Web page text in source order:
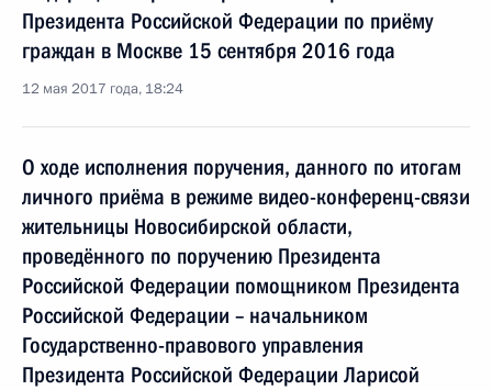
Президента Российской Федерации по приёму
граждан в Москве 15 сентября 2016 года
12 мая 2017 года, 18:24
О ходе исполнения поручения, данного по итогам
личного приёма в режиме видео-конференц-связи
жительницы Новосибирской области,
проведённого по поручению Президента
Российской Федерации помощником Президента
Российской Федерации – начальником
Государственно-правового управления
Президента Российской Федерации Ларисой